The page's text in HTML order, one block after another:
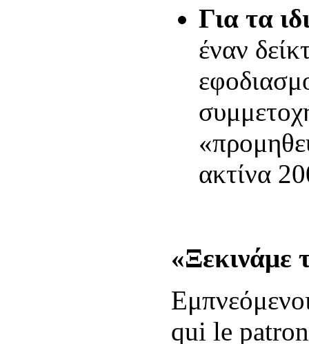
Για τα
έναν
ακτίνα
«Ξεκινάμε
qui le